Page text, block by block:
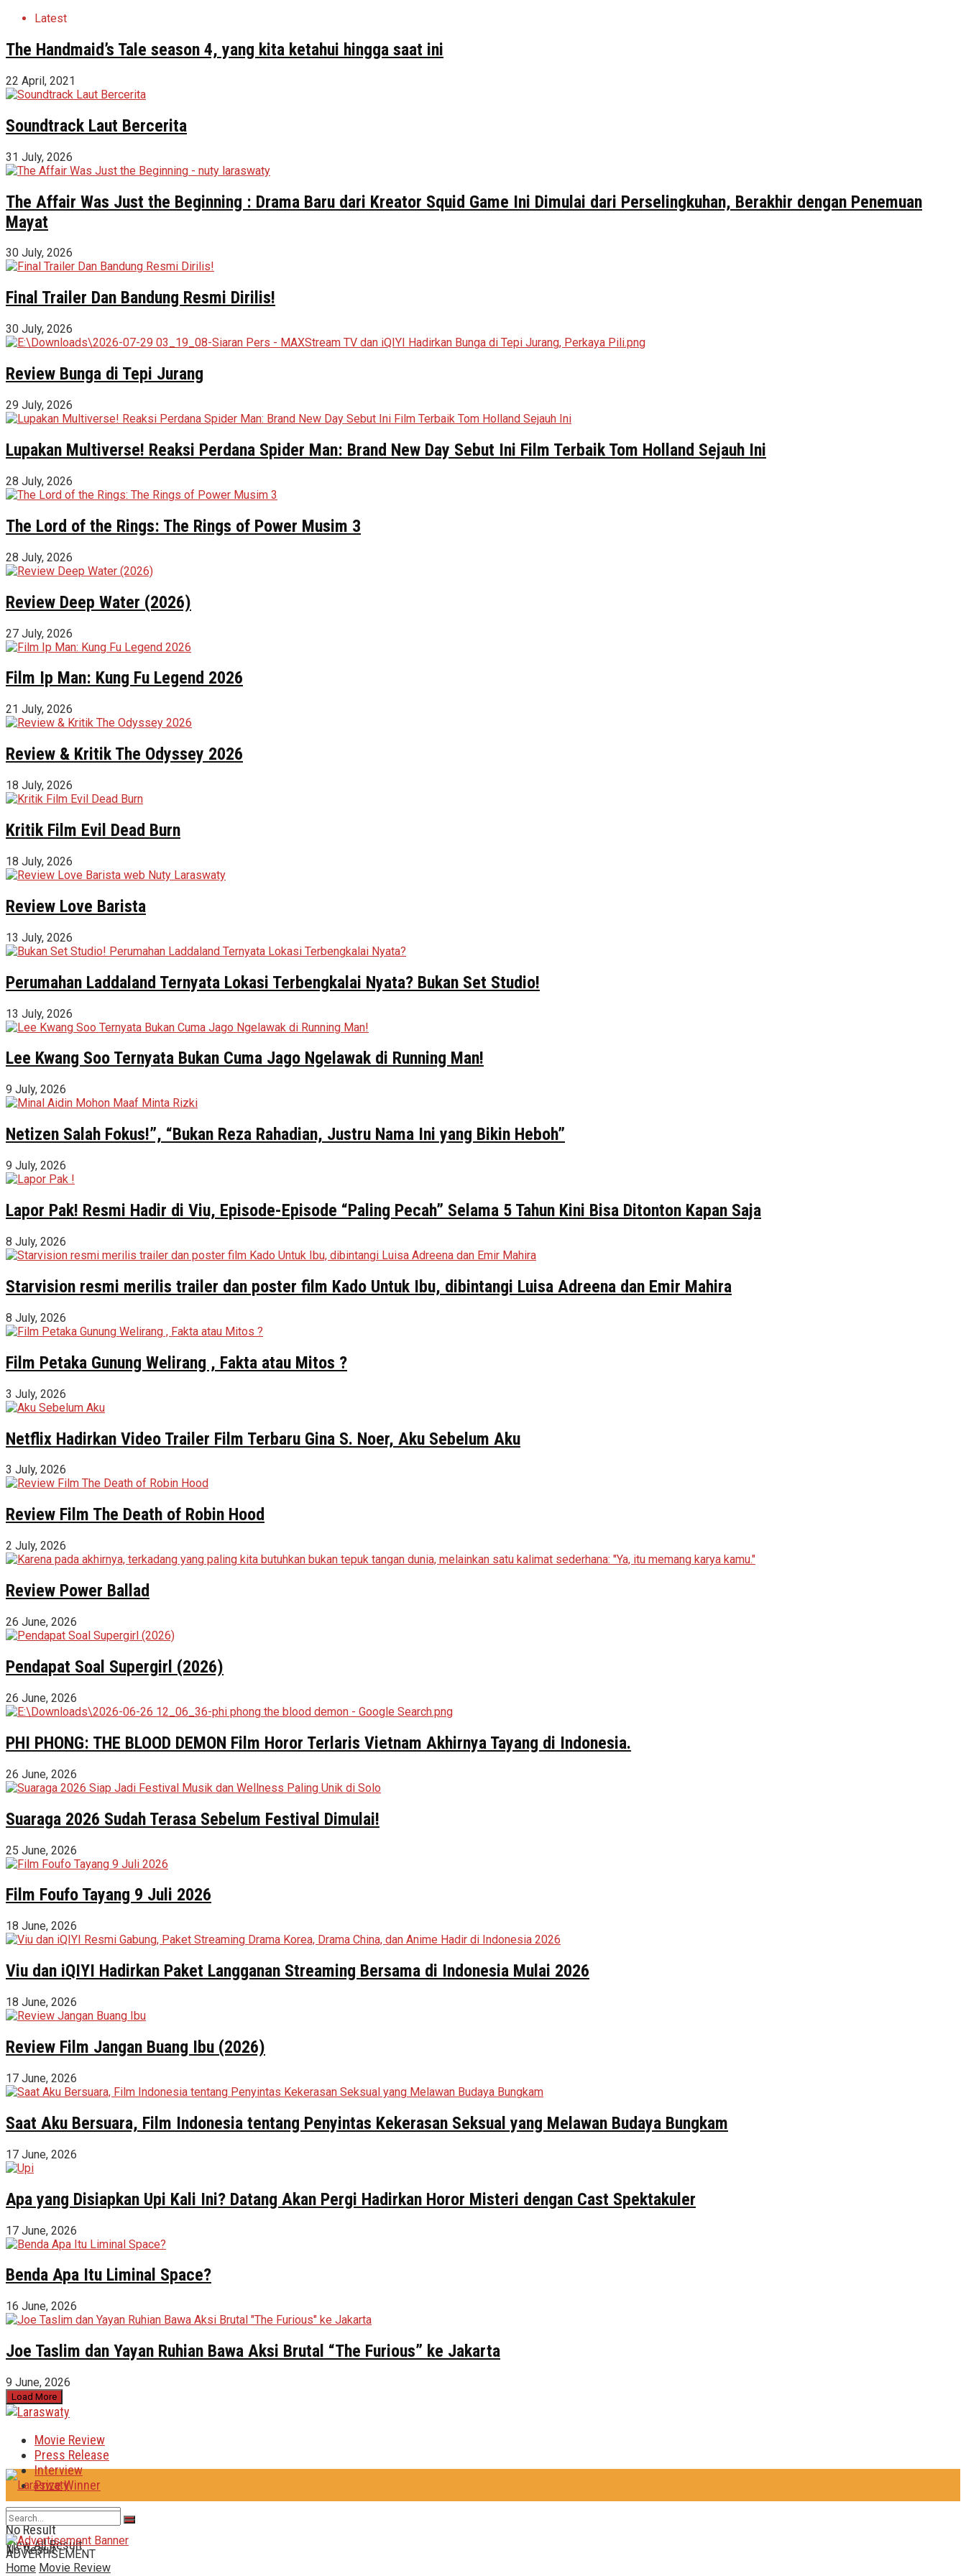
Latest
The Handmaid’s Tale season 4, yang kita ketahui hingga saat ini
22 April, 2021
Soundtrack Laut Bercerita
31 July, 2026
The Affair Was Just the Beginning : Drama Baru dari Kreator Squid Game Ini Dimulai dari Perselingkuhan, Berakhir dengan Penemuan
Mayat
30 July, 2026
Final Trailer Dan Bandung Resmi Dirilis!
30 July, 2026
Review Bunga di Tepi Jurang
29 July, 2026
Lupakan Multiverse! Reaksi Perdana Spider Man: Brand New Day Sebut Ini Film Terbaik Tom Holland Sejauh Ini
28 July, 2026
The Lord of the Rings: The Rings of Power Musim 3
28 July, 2026
Review Deep Water (2026)
27 July, 2026
Film Ip Man: Kung Fu Legend 2026
21 July, 2026
Review & Kritik The Odyssey 2026
18 July, 2026
Kritik Film Evil Dead Burn
18 July, 2026
Review Love Barista
13 July, 2026
Perumahan Laddaland Ternyata Lokasi Terbengkalai Nyata? Bukan Set Studio!
13 July, 2026
Lee Kwang Soo Ternyata Bukan Cuma Jago Ngelawak di Running Man!
9 July, 2026
Netizen Salah Fokus!”, “Bukan Reza Rahadian, Justru Nama Ini yang Bikin Heboh”
9 July, 2026
Lapor Pak! Resmi Hadir di Viu, Episode-Episode “Paling Pecah” Selama 5 Tahun Kini Bisa Ditonton Kapan Saja
8 July, 2026
Starvision resmi merilis trailer dan poster film Kado Untuk Ibu, dibintangi Luisa Adreena dan Emir Mahira
8 July, 2026
Film Petaka Gunung Welirang , Fakta atau Mitos ?
3 July, 2026
Netflix Hadirkan Video Trailer Film Terbaru Gina S. Noer, Aku Sebelum Aku
3 July, 2026
Review Film The Death of Robin Hood
2 July, 2026
Review Power Ballad
26 June, 2026
Pendapat Soal Supergirl (2026)
26 June, 2026
PHI PHONG: THE BLOOD DEMON Film Horor Terlaris Vietnam Akhirnya Tayang di Indonesia.
26 June, 2026
Suaraga 2026 Sudah Terasa Sebelum Festival Dimulai!
25 June, 2026
Film Foufo Tayang 9 Juli 2026
18 June, 2026
Viu dan iQIYI Hadirkan Paket Langganan Streaming Bersama di Indonesia Mulai 2026
18 June, 2026
Review Film Jangan Buang Ibu (2026)
17 June, 2026
Saat Aku Bersuara, Film Indonesia tentang Penyintas Kekerasan Seksual yang Melawan Budaya Bungkam
17 June, 2026
Apa yang Disiapkan Upi Kali Ini? Datang Akan Pergi Hadirkan Horor Misteri dengan Cast Spektakuler
17 June, 2026
Benda Apa Itu Liminal Space?
16 June, 2026
Joe Taslim dan Yayan Ruhian Bawa Aksi Brutal “The Furious” ke Jakarta
9 June, 2026
Load More
Movie Review
Press Release
Interview
Prize Winner
No Result
View All Result
No Result
ADVERTISEMENT
Home Movie Review